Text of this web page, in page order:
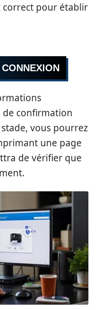
correct pour établir
de confirmation
stade, vous pourrez
une page
de vérifier que